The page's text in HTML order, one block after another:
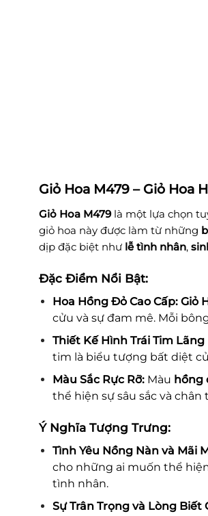
Giỏ Hoa M479 – Giỏ Hoa
Giỏ Hoa M479là một lựa chọn
giỏ hoa này được làm từ những
dịp đặc biệt như lễ tình nhân,
Đặc Điểm Nổi Bật:
Hoa Hồng Đỏ Cao Cấp: Giỏ
cửu và sự đam mê. Mỗi
Thiết Kế Hình Trái Tim Lãng
tim là biểu tượng bất diệt
Màu Sắc Rực Rỡ: Màu hồng
thể hiện sự sâu sắc và
Ý Nghĩa Tượng Trưng:
Tình Yêu Nồng Nàn và Mãi
cho những ai muốn thể
tình nhân.
Sự Trân Trọng và Lòng Biết